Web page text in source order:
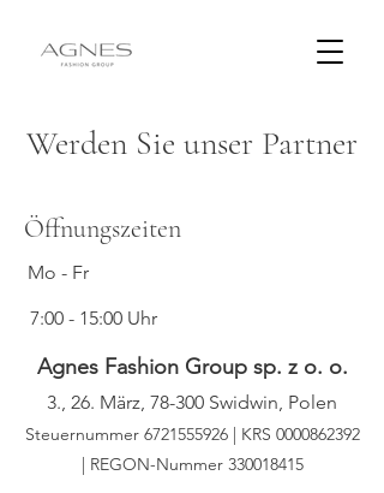
Werden Sie unser Partner
Öffnungszeiten
Mo - Fr
7:00 - 15:00 Uhr
Agnes Fashion Group sp. z o. o.
3., 26. März, 78-300 Swidwin, Polen
Steuernummer 6721555926| KRS 0000862392
| REGON-Nummer 330018415